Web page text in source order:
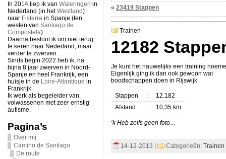
In 2014 liep ik van Wateringen in
Nederland (in hetWestland)
naar Fisterrain Spanje (ten
westen van Santiago de
Compostela).
Daarna besloot ik om niet terug
te keren naar Nederland, maar
verder te zwerven.
Sinds begin 2022 heb ik, na
bijna 8 jaar zwerven in Noord-
Spanje en heel Frankrijk, een
huisje in de Loire-Atlantique in
Frankrijk.
Ik werk als begeleider van
volwassenen met zeer ernstig
autisme.
Pagina’s
Over mij
Camino de Santiago
De route
« 23419 Stappen
Trainen
12182
Je kunt het nauwelijks een training
Eigenlijk ging ik dan ook gewoon wat
boodschappen doen in Rijswijk.
Stappen :
12.182
Afstand
: 10,35 km
‘k Heb zelfs geen foto…
14-12-2013 | Categorieën: Trainen